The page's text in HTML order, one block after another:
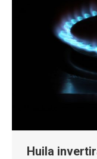
Huila